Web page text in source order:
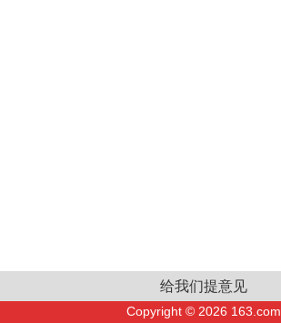
给我们提意见
Copyright © 2026 163.com